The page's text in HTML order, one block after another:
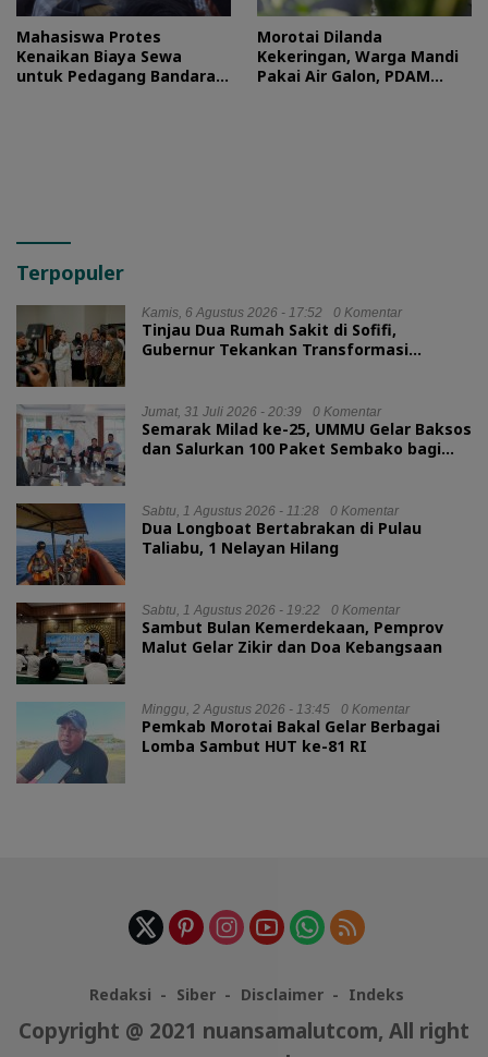
Mahasiswa Protes
Kenaikan Biaya Sewa
untuk Pedagang Bandara
Morotai Dilanda
Kekeringan, Warga Mandi
Pakai Air Galon, PDAM
Terpopuler
Kamis, 6 Agustus 2026 - 17:52 0 Komentar
Tinjau Dua Rumah Sakit di Sofifi,
Gubernur Tekankan Transformasi
Jumat, 31 Juli 2026 - 20:39 0 Komentar
Semarak Milad ke-25, UMMU Gelar Baksos
dan Salurkan 100 Paket Sembako bagi
Sabtu, 1 Agustus 2026 - 11:28 0 Komentar
Dua Longboat Bertabrakan di Pulau
Taliabu, 1 Nelayan Hilang
Sabtu, 1 Agustus 2026 - 19:22 0 Komentar
Sambut Bulan Kemerdekaan, Pemprov
Malut Gelar Zikir dan Doa Kebangsaan
Minggu, 2 Agustus 2026 - 13:45 0 Komentar
Pemkab Morotai Bakal Gelar Berbagai
Lomba Sambut HUT ke-81 RI
Redaksi Siber Disclaimer Indeks
Copyright @ 2021 nuansamalutcom, All right